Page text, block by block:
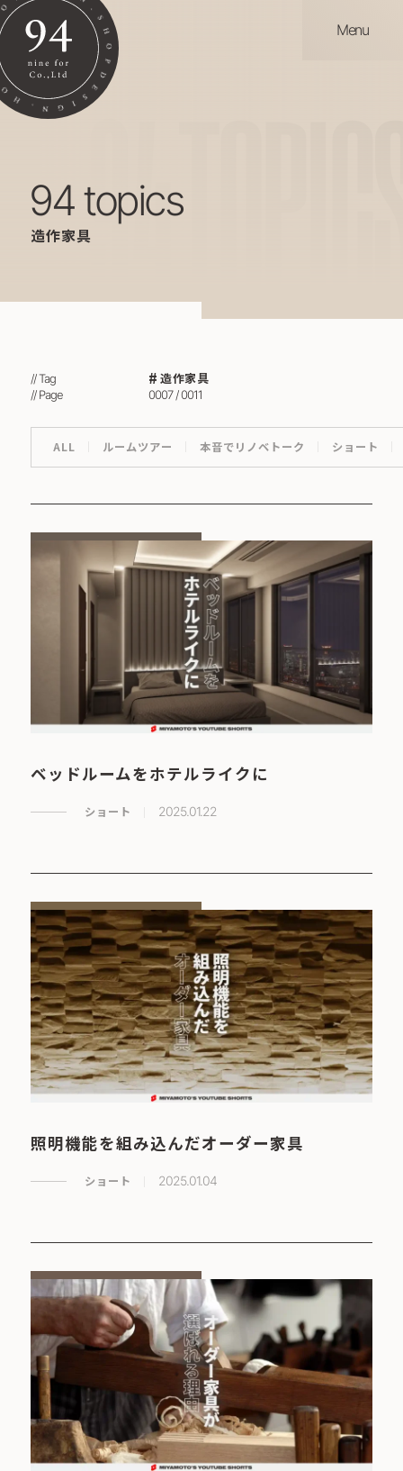
Menu
94
94 topics
造作家具
// Tag 造作家具
// Page 0007 / 0011
ALL ルームツアー 本音でリノベトーク ショート
ベッドルームをホテルライクに
ショート 2025.01.22
照明機能を組み込んだオーダー家具
ショート 2025.01.04